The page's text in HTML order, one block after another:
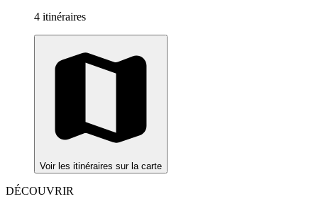
4 itinéraires
Voir les itinéraires sur la carte
DÉCOUVRIR